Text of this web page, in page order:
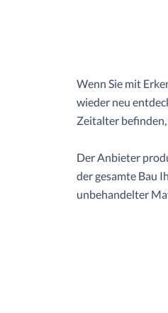
Wenn Sie mit
wieder neu
Zeitalter
Der Anbieter
der gesamte Bau
unbehandelter